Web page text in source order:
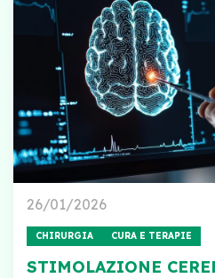
26/01/2026
CHIRURGIA CURA E TERAPIE
STIMOLAZIONE